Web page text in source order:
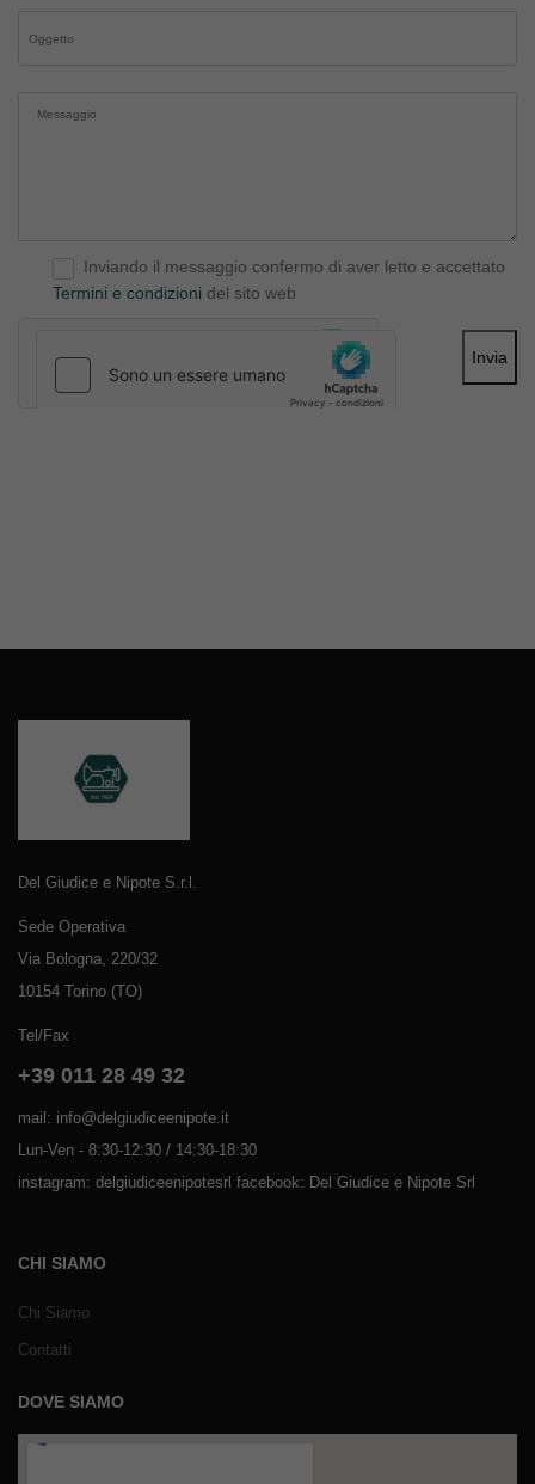
Inviando il messaggio confermo di aver letto e accettato
Termini e condizioni del sito web
Invia
Del Giudice e Nipote S.r.l.
Sede Operativa
Via Bologna, 220/32
10154 Torino (TO)
Tel/Fax
+39 011 28 49 32
mail: info@delgiudiceenipote.it
Lun-Ven - 8:30-12:30 / 14:30-18:30
instagram: delgiudiceenipotesrl facebook: Del Giudice e Nipote Srl
CHI SIAMO
Chi Siamo
Contatti
DOVE SIAMO